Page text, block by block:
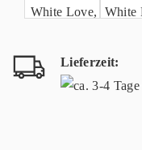
Lieferzeit: